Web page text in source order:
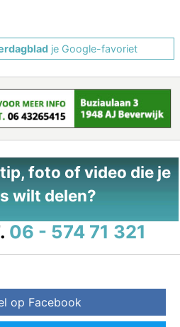
je Google-favoriet
foto of video die je
wilt delen?
06 - 574 71 321
op Facebook